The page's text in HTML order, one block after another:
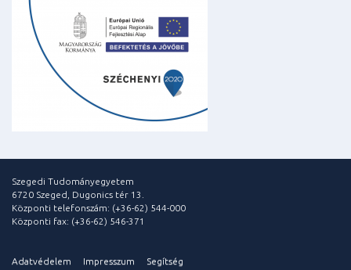
Szegedi Tudományegyetem
6720 Szeged, Dugonics tér 13.
Központi telefonszám: (+36-62) 544-000
Központi fax: (+36-62) 546-371
Adatvédelem Impresszum Segítség